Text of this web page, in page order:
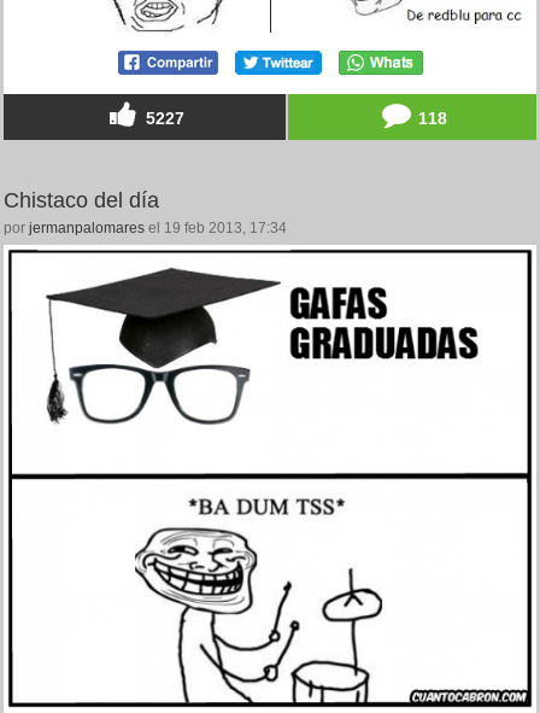
5227 118
Chistaco del día
por jermanpalomares el 19 feb 2013, 17:34